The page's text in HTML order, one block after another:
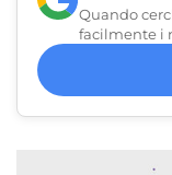
Quando
facilmente i